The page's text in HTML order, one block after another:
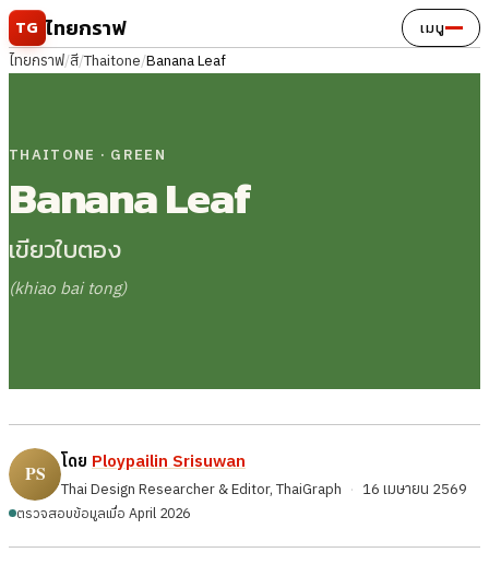
ข้ามไปยังเนื้อหา
TG ไทยกราฟ เมนู
ไทยกราฟ/สี/Thaitone/Banana Leaf
THAITONE · GREEN
Banana Leaf
เขียวใบตอง
(khiao bai tong)
โดย Ploypailin Srisuwan
Thai Design Researcher & Editor, ThaiGraph · 16 เมษายน 2569
ตรวจสอบข้อมูลเมื่อ April 2026